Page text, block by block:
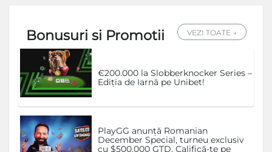
Bonusuri si Promotii VEZI TOATE →
€200.000 la Slobberknocker Series –
Ediția de Iarnă pe Unibet!
PlayGG anunță Romanian
December Special, turneu exclusiv
cu $500.000 GTD. Califică-te pe